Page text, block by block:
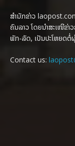
ສຳນັກຂ່າວ
ຄົນລາວ ໂດຍນຳສະເໜີຂ່າ
ພັກ-ລັດ, ເປັນປະໂຫຍດຕໍ່
Contact us: